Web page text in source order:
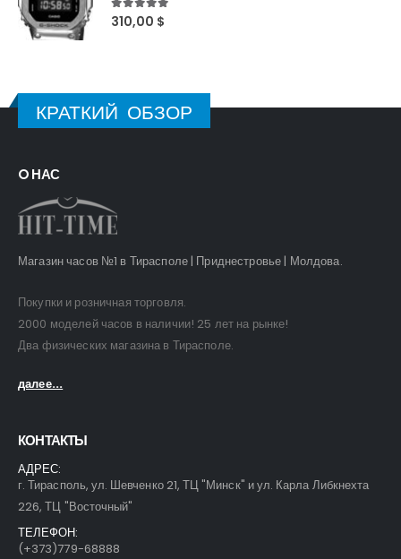
5out of 5
310,00 $
КРАТКИЙ ОБЗОР
O НАС
Магазин часов №1 в Тирасполе | Приднестровье | Молдова.
Покупки и розничная торговля.
2000 моделей часов в наличии! 25 лет на рынке!
Два физических магазина в Тирасполе.
далее...
КОНТАКТЫ
АДРЕС:
г. Тирасполь, ул. Шевченко 21, ТЦ "Минск" и ул. Карла Либкнехта
226, ТЦ "Восточный"
ТЕЛЕФОН:
(+373)779-68888